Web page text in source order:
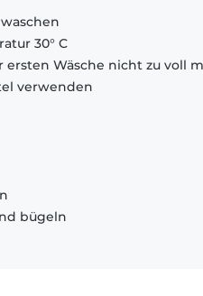
30° C
ersten Wäsche nicht zu voll
verwenden
bügeln